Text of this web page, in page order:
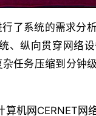
了系统的需求分
、纵向贯穿网络
任务压缩到分钟
机网CERNET网